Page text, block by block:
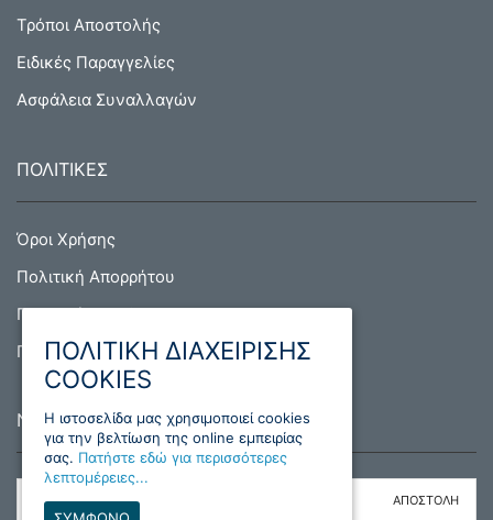
Τρόποι Αποστολής
Ειδικές Παραγγελίες
Ασφάλεια Συναλλαγών
ΠΟΛΙΤΙΚΕΣ
Όροι Χρήσης
Πολιτική Απορρήτου
Πολιτική Cookies
Πολιτική Επιστροφών
NEWSLETTER
ΠΟΛΙΤΙΚΗ ΔΙΑΧΕΙΡΙΣΗΣ
COOKIES
H ιστοσελίδα μας χρησιμοποιεί cookies
για την βελτίωση της online εμπειρίας
σας. Πατήστε εδώ για περισσότερες
λεπτομέρειες...